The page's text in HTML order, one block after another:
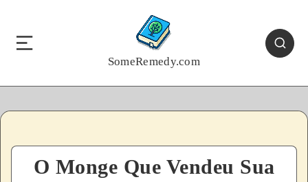
SomeRemedy.com
O Monge Que Vendeu Sua